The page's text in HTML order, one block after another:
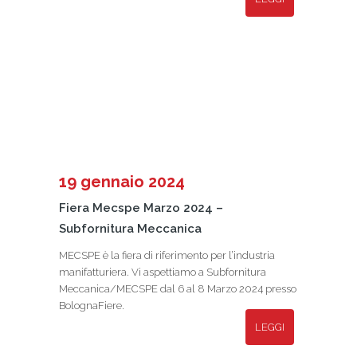
19 gennaio 2024
Fiera Mecspe Marzo 2024 –
Subfornitura Meccanica
MECSPE è la fiera di riferimento per l’industria
manifatturiera. Vi aspettiamo a Subfornitura
Meccanica/MECSPE dal 6 al 8 Marzo 2024 presso
BolognaFiere.
LEGGI